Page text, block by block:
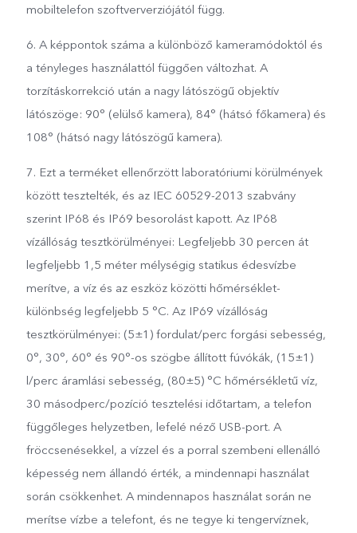
mobiltelefon szoftververziójától függ.
6. A képpontok száma a különböző kameramódoktól és
a tényleges használattól függően változhat. A
torzításkorrekció után a nagy látószögű objektív
látószöge: 90° (elülső kamera), 84° (hátsó főkamera) és
108° (hátsó nagy látószögű kamera).
7. Ezt a terméket ellenőrzött laboratóriumi körülmények
között tesztelték, és az IEC 60529-2013 szabvány
szerint IP68 és IP69 besorolást kapott. Az IP68
vízállóság tesztkörülményei: Legfeljebb 30 percen át
legfeljebb 1,5 méter mélységig statikus édesvízbe
merítve, a víz és az eszköz közötti hőmérséklet-
különbség legfeljebb 5 °C. Az IP69 vízállóság
tesztkörülményei: (5±1) fordulat/perc forgási sebesség,
0°, 30°, 60° és 90°-os szögbe állított fúvókák, (15±1)
l/perc áramlási sebesség, (80±5) °C hőmérsékletű víz,
30 másodperc/pozíció tesztelési időtartam, a telefon
függőleges helyzetben, lefelé néző USB-port. A
fröccsenésekkel, a vízzel és a porral szembeni ellenálló
képesség nem állandó érték, a mindennapi használat
során csökkenhet. A mindennapos használat során ne
merítse vízbe a telefont, és ne tegye ki tengervíznek,